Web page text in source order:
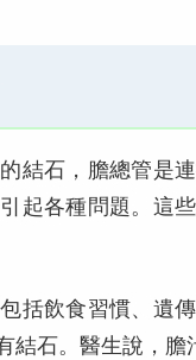
結石，膽總管是
起各種問題。這
括飲食習慣、遺
石。醫生說，膽